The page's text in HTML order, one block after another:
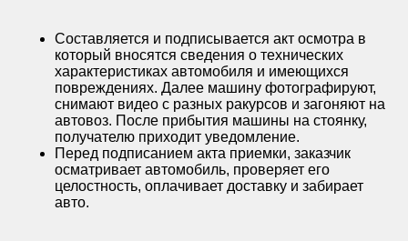
Составляется и подписывается акт осмотра в
который вносятся сведения о технических
характеристиках автомобиля и имеющихся
повреждениях. Далее машину фотографируют,
снимают видео с разных ракурсов и загоняют на
автовоз. После прибытия машины на стоянку,
получателю приходит уведомление.
Перед подписанием акта приемки, заказчик
осматривает автомобиль, проверяет его
целостность, оплачивает доставку и забирает
авто.